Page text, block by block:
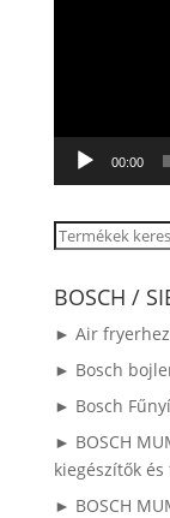
00:00
Keresés
következőre:
BOSCH /
► Air
► Bosch
► Bosch
► BOSCH
kiegészítők
► BOSCH